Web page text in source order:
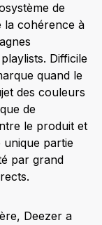
de
la cohérence à
Difficile
quand le
des couleurs
de
le produit et
unique partie
par grand
Deezer a